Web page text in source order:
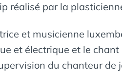
par la
et musicienne
et électrique et le
du chanteur de